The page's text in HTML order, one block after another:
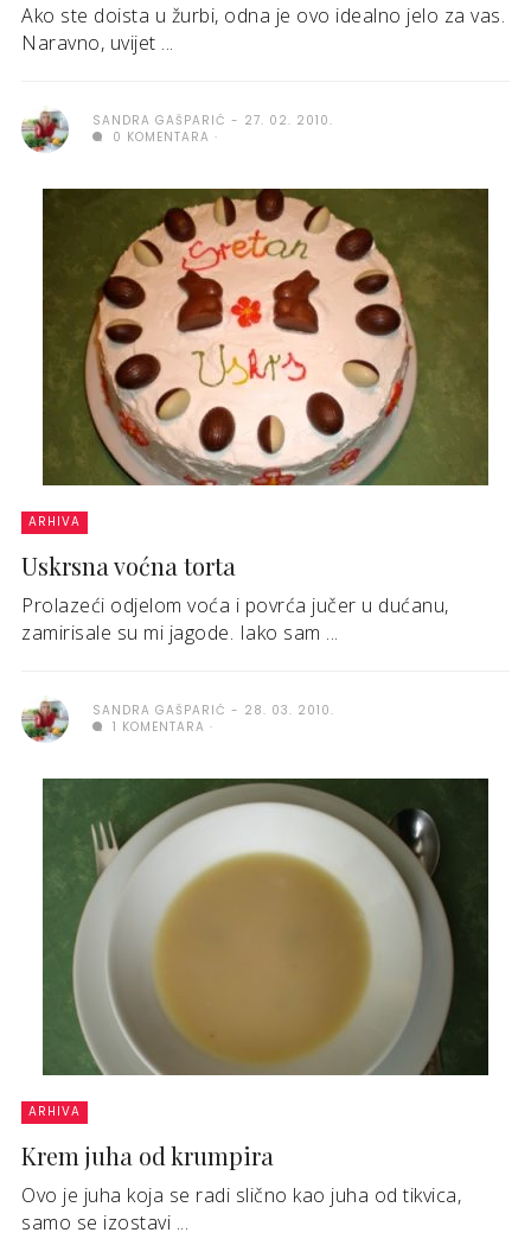
Ako ste doista u žurbi, odna je ovo idealno jelo za vas.
Naravno, uvijet ...
SANDRA GAŠPARIĆ
27. 02. 2010.
0 KOMENTARA
ARHIVA
Uskrsna voćna torta
Prolazeći odjelom voća i povrća jučer u dućanu,
zamirisale su mi jagode. Iako sam ...
SANDRA GAŠPARIĆ
28. 03. 2010.
1 KOMENTARA
ARHIVA
Krem juha od krumpira
Ovo je juha koja se radi slično kao juha od tikvica,
samo se izostavi ...